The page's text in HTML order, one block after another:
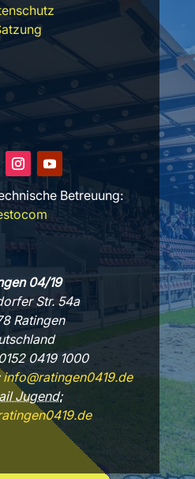
Betreuung:
04/19
Str. 54a
Ratingen
0419 1000
info@ratingen0419.de
Jugend: